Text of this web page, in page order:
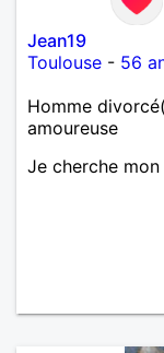
Jean19
Toulouse - 56
Homme
amoureuse
Je cherche